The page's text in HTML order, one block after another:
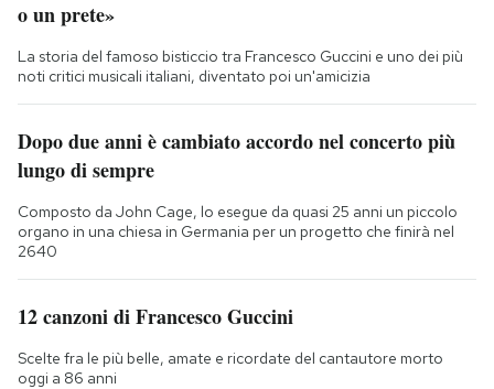
o un prete»
La storia del famoso bisticcio tra Francesco Guccini e uno dei più
noti critici musicali italiani, diventato poi un'amicizia
Dopo due anni è cambiato accordo nel concerto più
lungo di sempre
Composto da John Cage, lo esegue da quasi 25 anni un piccolo
organo in una chiesa in Germania per un progetto che finirà nel
2640
12 canzoni di Francesco Guccini
Scelte fra le più belle, amate e ricordate del cantautore morto
oggi a 86 anni